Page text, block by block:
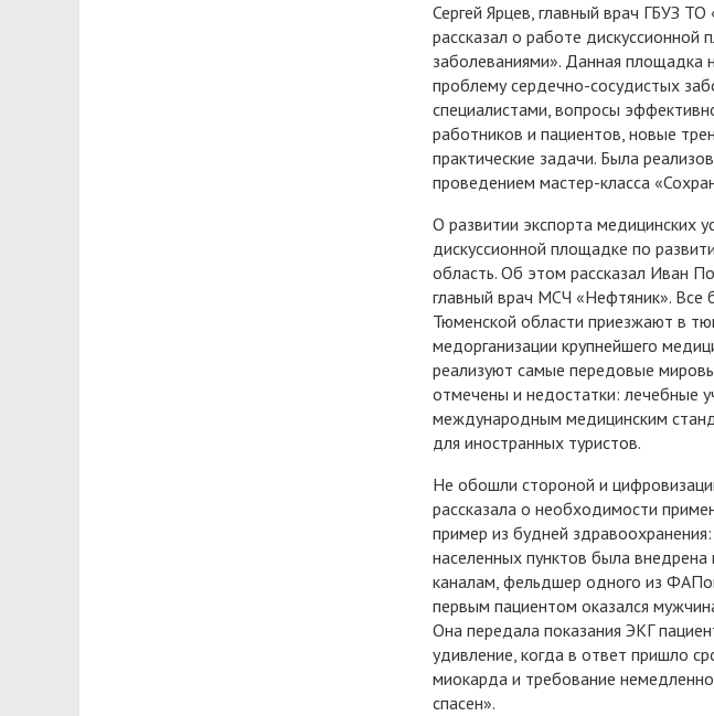
Сергей Ярцев, главный врач ГБУЗ
рассказал о работе
заболеваниями». Данная площадка
проблему сердечно-сосудистых
специалистами, вопросы
работников и пациентов, новые
практические задачи. Была
проведением мастер-класса
О развитии экспорта медицинских
дискуссионной площадке по
область. Об этом рассказал Иван
главный врач МСЧ «Нефтяник». Все
Тюменской области приезжают в
медорганизации крупнейшего
реализуют самые передовые
отмечены и недостатки: лечебные
международным медицинским
для иностранных туристов.
Не обошли стороной и
рассказала о необходимости
пример из будней
населенных пунктов была
каналам, фельдшер одного из
первым пациентом оказался
Она передала показания ЭКГ
удивление, когда в ответ пришло
миокарда и требование
спасен».